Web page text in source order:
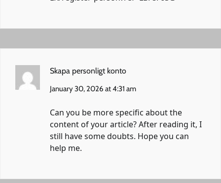
Skapa personligt konto
January 30, 2026 at 4:31 am
Can you be more specific about the
content of your article? After reading it, I
still have some doubts. Hope you can
help me.